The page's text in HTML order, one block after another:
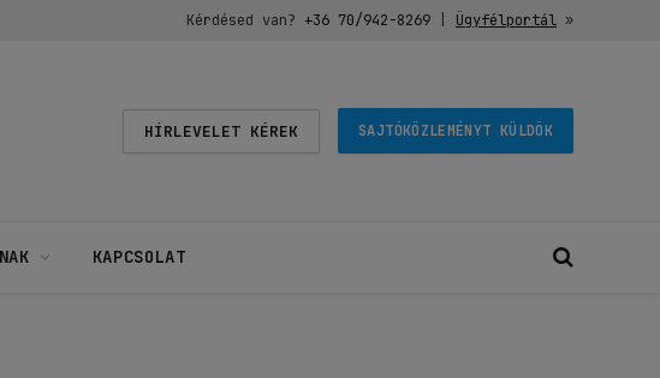
Kérdésed van? +36 70/942-8269| Ügyfélportál»
HÍRLEVELET KÉREK SAJTÓKÖZLEMÉNYT KÜLDÖK
KAPCSOLAT